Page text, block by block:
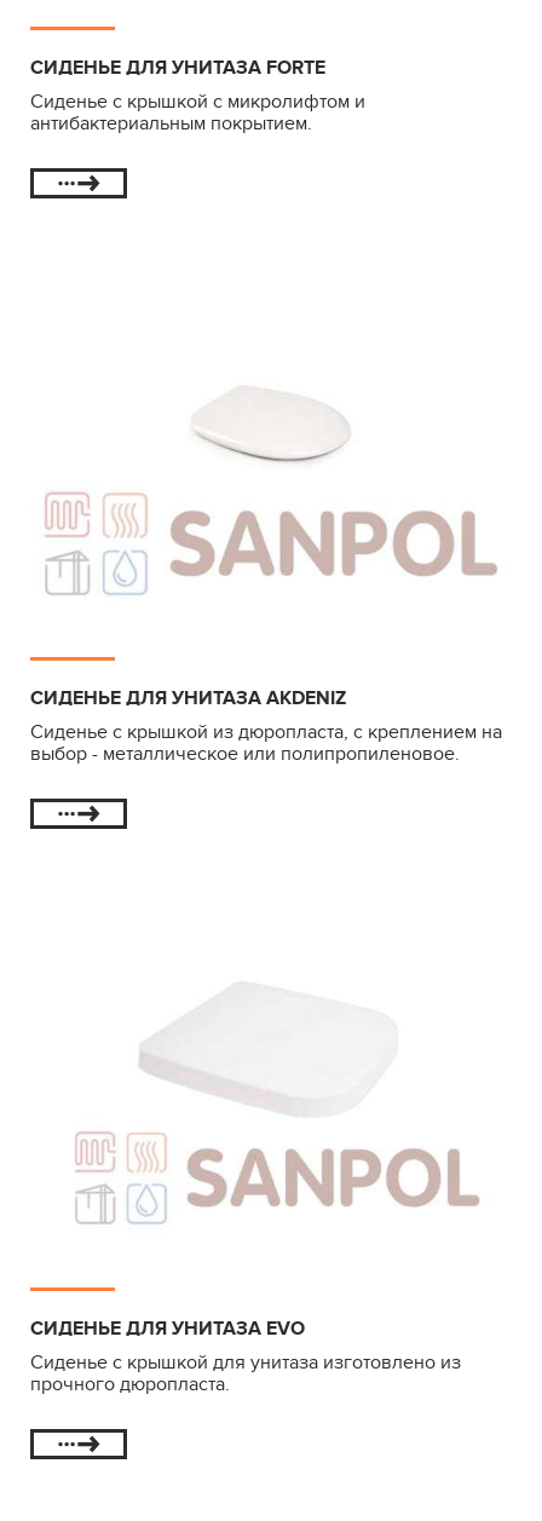
СИДЕНЬЕ ДЛЯ УНИТАЗА FORTE
Сиденье с крышкой с микролифтом и
антибактериальным покрытием.
СИДЕНЬЕ ДЛЯ УНИТАЗА AKDENIZ
Сиденье с крышкой из дюропласта, с креплением на
выбор - металлическое или полипропиленовое.
СИДЕНЬЕ ДЛЯ УНИТАЗА EVO
Сиденье с крышкой для унитаза изготовлено из
прочного дюропласта.